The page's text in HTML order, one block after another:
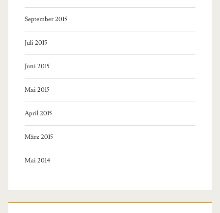
September 2015
Juli 2015
Juni 2015
Mai 2015
April 2015
März 2015
Mai 2014